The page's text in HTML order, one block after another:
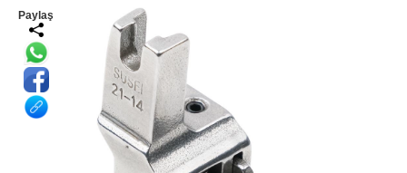
Paylaş